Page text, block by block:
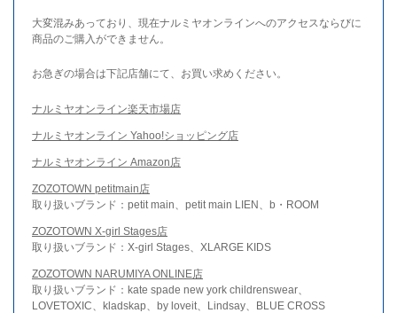
大変混みあっており、現在ナルミヤオンラインへのアクセスならびに
商品のご購入ができません。
お急ぎの場合は下記店舗にて、お買い求めください。
ナルミヤオンライン楽天市場店
ナルミヤオンライン Yahoo!ショッピング店
ナルミヤオンライン Amazon店
ZOZOTOWN petitmain店
取り扱いブランド：petit main、petit main LIEN、b・ROOM
ZOZOTOWN X-girl Stages店
取り扱いブランド：X-girl Stages、XLARGE KIDS
ZOZOTOWN NARUMIYA ONLINE店
取り扱いブランド：kate spade new york childrenswear、
LOVETOXIC、kladskap、by loveit、Lindsay、BLUE CROSS